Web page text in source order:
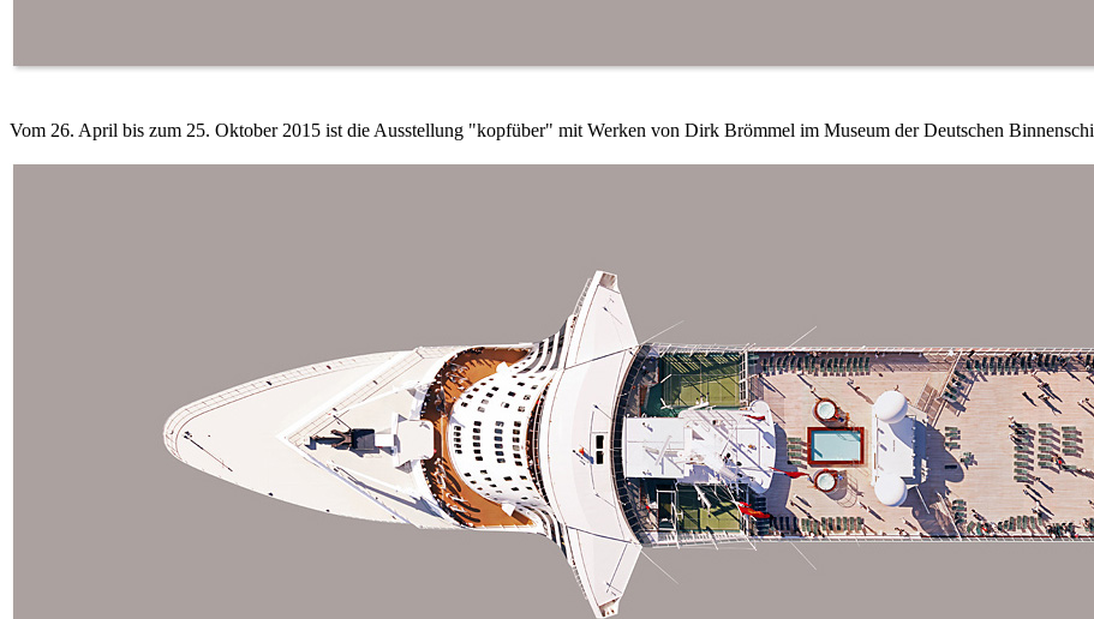
Vom 26. April bis zum 25. Oktober 2015 ist die Ausstellung "kopfüber" mit Werken von Dirk Brömmel im Museum der Deutschen